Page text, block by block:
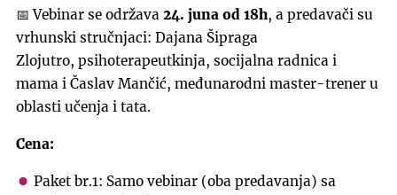
📅 Vebinar se održava 24. juna od 18h, a predavači su
vrhunski stručnjaci: Dajana Šipraga
Zlojutro, psihoterapeutkinja, socijalna radnica i
mama i Časlav Mančić, međunarodni master-trener u
oblasti učenja i tata.
Cena:
Paket br.1: Samo vebinar (oba predavanja) sa